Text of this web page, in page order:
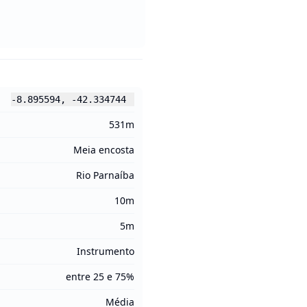
-8.895594, -42.334744
531m
Meia encosta
Rio Parnaíba
10m
5m
Instrumento
entre 25 e 75%
Média